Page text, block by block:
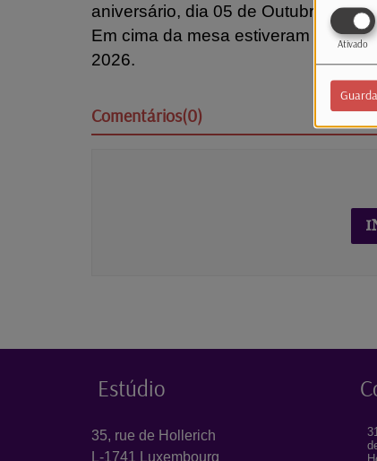
Ativado
aniversário, dia 05 de Outubro.
Em cima da mesa estiveram as
2026.
Comentários(0)
Estúdio
35, rue de Hollerich
L-1741 Luxembourg